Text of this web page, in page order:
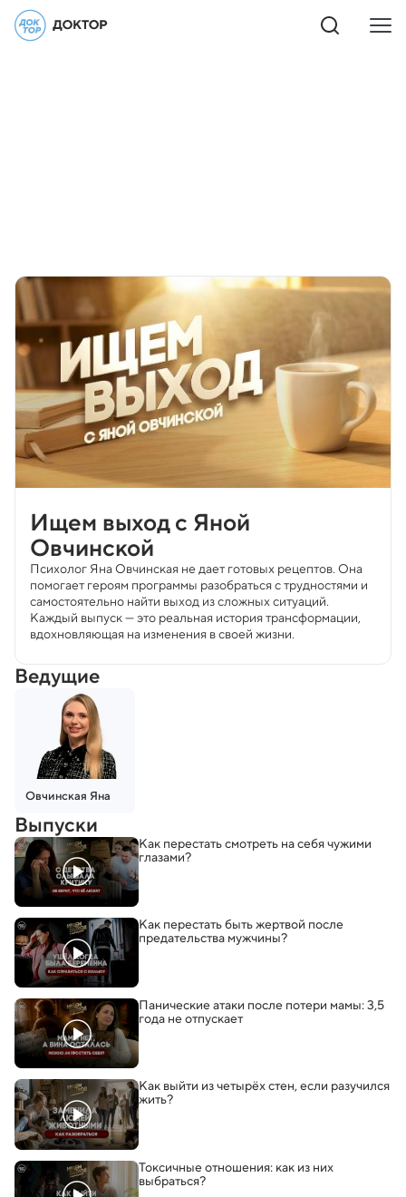
Ищем выход с Яной
Овчинской
Психолог Яна Овчинская не дает готовых рецептов. Она
помогает героям программы разобраться с трудностями и
самостоятельно найти выход из сложных ситуаций.
Каждый выпуск — это реальная история трансформации,
вдохновляющая на изменения в своей жизни.
Ведущие
Овчинская Яна
Выпуски
Как перестать смотреть на себя чужими
глазами?
Как перестать быть жертвой после
предательства мужчины?
Панические атаки после потери мамы: 3,5
года не отпускает
Как выйти из четырёх стен,если разучился
жить?
Токсичные отношения: как из них
выбраться?